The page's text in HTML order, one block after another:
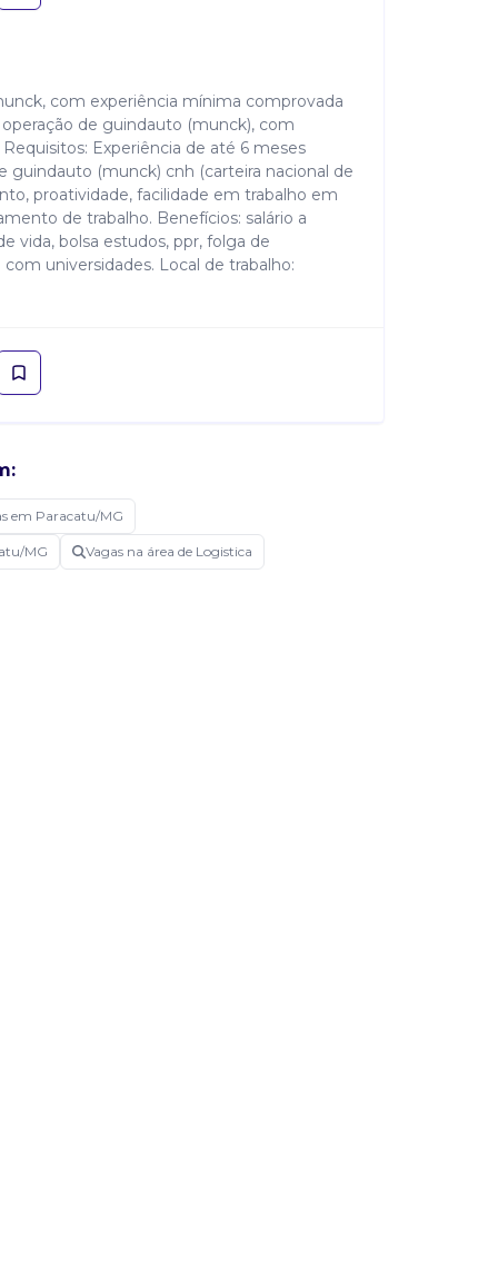
com experiência mínima comprovada
de guindauto (munck), com
Experiência de até 6 meses
guindauto (munck) cnh (carteira nacional de
proatividade, facilidade em trabalho em
de trabalho. Benefícios: salário a
vida, bolsa estudos, ppr, folga de
universidades. Local de trabalho:
em Paracatu/MG
MG Vagas na área de Logistica